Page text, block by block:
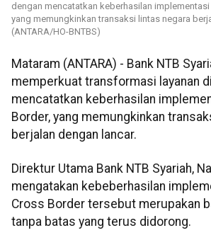
dengan mencatatkan keberhasilan implementasi
yang memungkinkan transaksi lintas negara
(ANTARA/HO-BNTBS)
Mataram (ANTARA) - Bank NTB
memperkuat transformasi layanan
mencatatkan keberhasilan
Border, yang memungkinkan
berjalan dengan lancar.
Direktur Utama Bank NTB Syariah,
mengatakan kebeberhasilan
Cross Border tersebut merupakan
tanpa batas yang terus didorong.